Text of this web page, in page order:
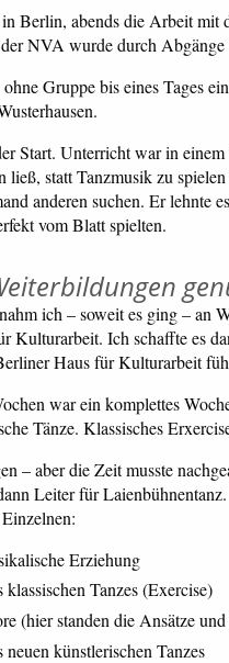
Berlin, abends die Arbeit mit
NVA wurde durch
Gruppe bis eines Tages
Start. Unterricht war in
ließ, statt Tanzmusik zu
anderen suchen. Er
vom Blatt spielten.
ich – soweit es ging – an
Kulturarbeit. Ich schaffte es
Haus für Kulturarbeit
war ein komplettes
Tänze. Klassisches
– aber die Zeit musste
Leiter für Laienbühnentanz.
Erziehung
klassischen Tanzes (Exercise)
(hier standen die Ansätze
neuen künstlerischen Tanzes